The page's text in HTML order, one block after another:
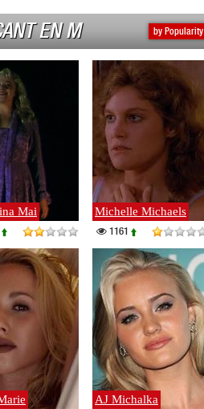
by Popularity
EN M
Mai Michelle Michaels
1161
AJ Michalka